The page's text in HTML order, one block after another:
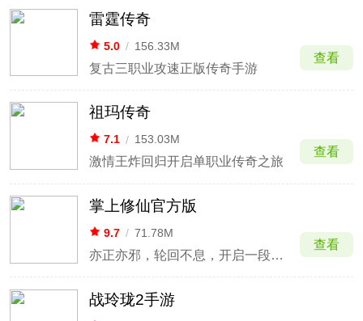
雷霆传奇
5.0 / 156.33M
复古三职业攻速正版传奇手游
查看
祖玛传奇
7.1 / 153.03M
激情王炸回归开启单职业传奇之旅
查看
掌上修仙官方版
9.7 / 71.78M
亦正亦邪，轮回不息，开启一段修仙之路
查看
战玲珑2手游